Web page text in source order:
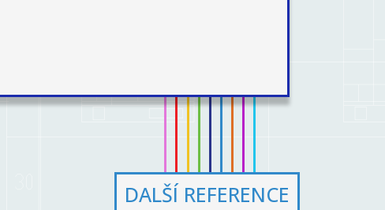
DALŠÍ REFERENCE